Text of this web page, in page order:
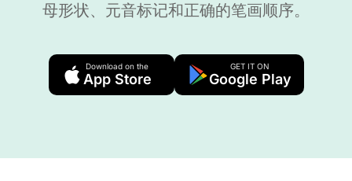
母形状、元音标记和正确的笔画顺序。
Download on the
App Store
GET IT ON
Google Play